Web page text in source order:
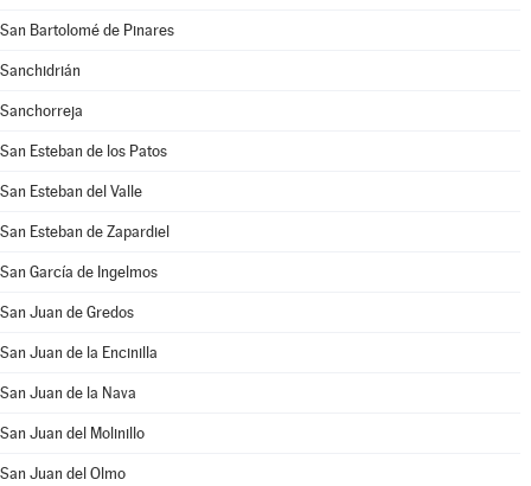
San Bartolomé de Pinares
Sanchidrián
Sanchorreja
San Esteban de los Patos
San Esteban del Valle
San Esteban de Zapardiel
San García de Ingelmos
San Juan de Gredos
San Juan de la Encinilla
San Juan de la Nava
San Juan del Molinillo
San Juan del Olmo